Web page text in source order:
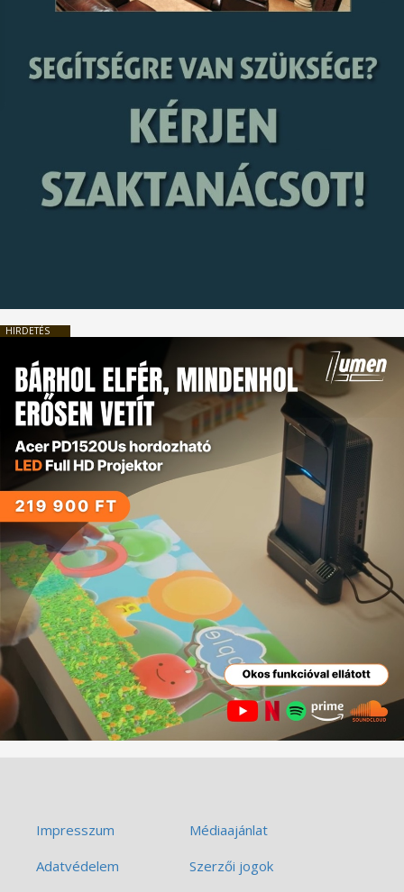
HIRDETÉS
Impresszum
Médiaajánlat
Adatvédelem
Szerzői jogok